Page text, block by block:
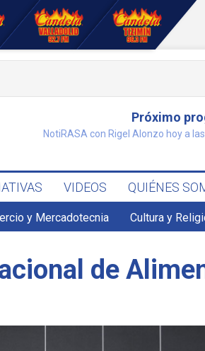
Próximo
NotiRASA con Rigel Alonzo hoy a
VIDEOS QUIÉNES
y Mercadotecnia Cultura y
de